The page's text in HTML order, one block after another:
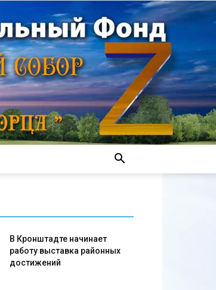
В Кронштадте начинает
работу выставка районных
достижений